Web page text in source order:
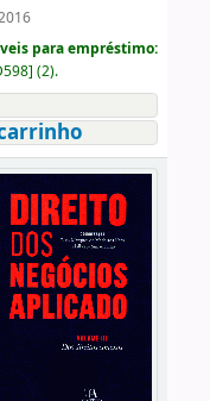
para empréstimo:
] (2).